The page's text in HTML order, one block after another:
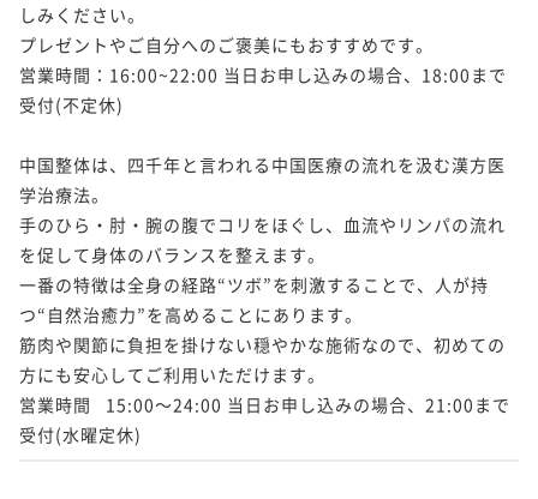
しみください。
プレゼントやご自分へのご褒美にもおすすめです。
営業時間：16:00~22:00 当日お申し込みの場合、18:00まで
受付(不定休)
中国整体は、四千年と言われる中国医療の流れを汲む漢方医
学治療法。
手のひら・肘・腕の腹でコリをほぐし、血流やリンパの流れ
を促して身体のバランスを整えます。
一番の特徴は全身の経路“ツボ”を刺激することで、人が持
つ“自然治癒力”を高めることにあります。
筋肉や関節に負担を掛けない穏やかな施術なので、初めての
方にも安心してご利用いただけます。
営業時間	15:00～24:00 当日お申し込みの場合、21:00まで
受付(水曜定休)